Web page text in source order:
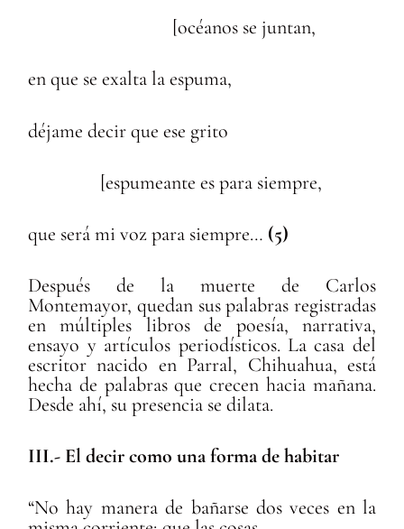
[océanos se juntan,
en que se exalta la espuma,
déjame decir que ese grito
[espumeante es para siempre,
que será mi voz para siempre… (5)
Después de la muerte de Carlos
Montemayor, quedan sus palabras registradas
en múltiples libros de poesía, narrativa,
ensayo y artículos periodísticos. La casa del
escritor nacido en Parral, Chihuahua, está
hecha de palabras que crecen hacia mañana.
Desde ahí, su presencia se dilata.
III.- El decir como una forma de habitar
“No hay manera de bañarse dos veces en la